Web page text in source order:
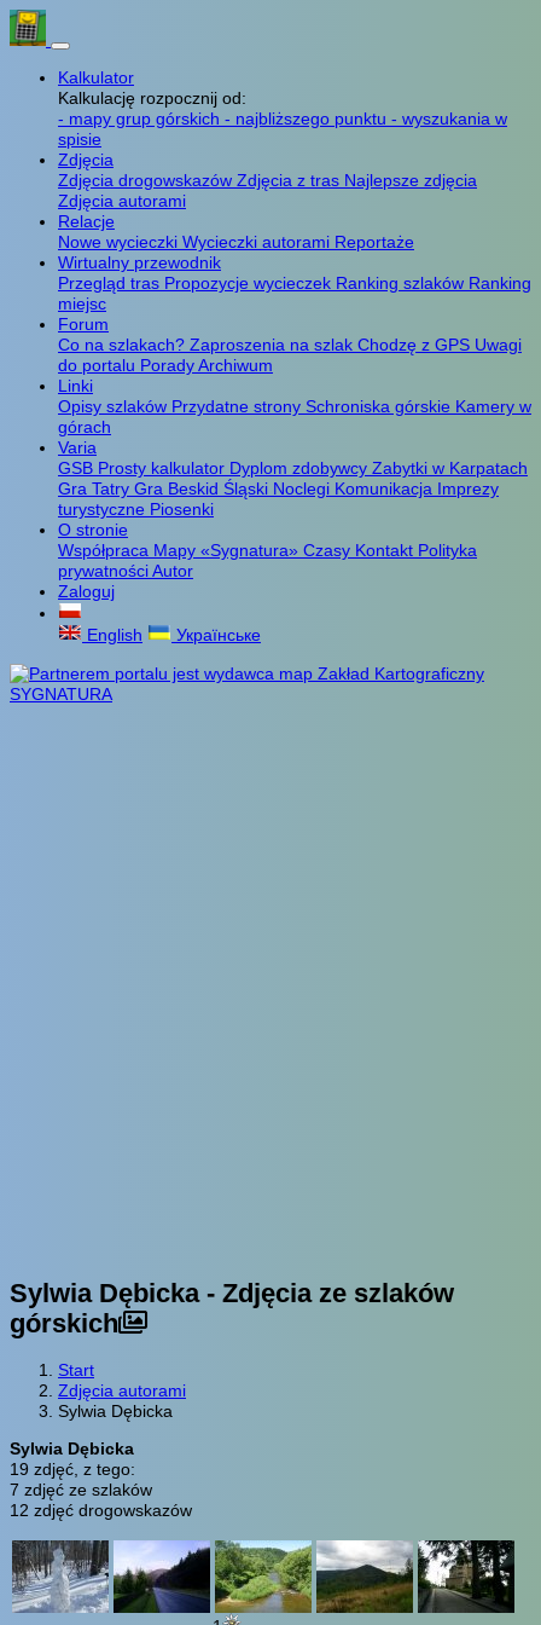
Kalkulator
Kalkulację rozpocznij od:
- mapy grup górskich - najbliższego punktu - wyszukania w
spisie
Zdjęcia
Zdjęcia drogowskazów Zdjęcia z tras Najlepsze zdjęcia
Zdjęcia autorami
Relacje
Nowe wycieczki Wycieczki autorami Reportaże
Wirtualny przewodnik
Przegląd tras Propozycje wycieczek Ranking szlaków Ranking
miejsc
Forum
Co na szlakach? Zaproszenia na szlak Chodzę z GPS Uwagi
do portalu PoradyArchiwum
Linki
Opisy szlaków Przydatne strony Schroniska górskie Kamery w
górach
Varia
GSB Prosty kalkulator Dyplom zdobywcy Zabytki w Karpatach
Gra Tatry Gra Beskid Śląski Noclegi Komunikacja Imprezy
turystyczne Piosenki
O stronie
Współpraca Mapy «Sygnatura» Czasy Kontakt Polityka
prywatnościAutor
Zaloguj
English Українське
Sylwia Dębicka - Zdjęcia ze szlaków
górskich
Start
Zdjęcia autorami
Sylwia Dębicka
Sylwia Dębicka
19 zdjęć, z tego:
7 zdjęć ze szlaków
12 zdjęć drogowskazów